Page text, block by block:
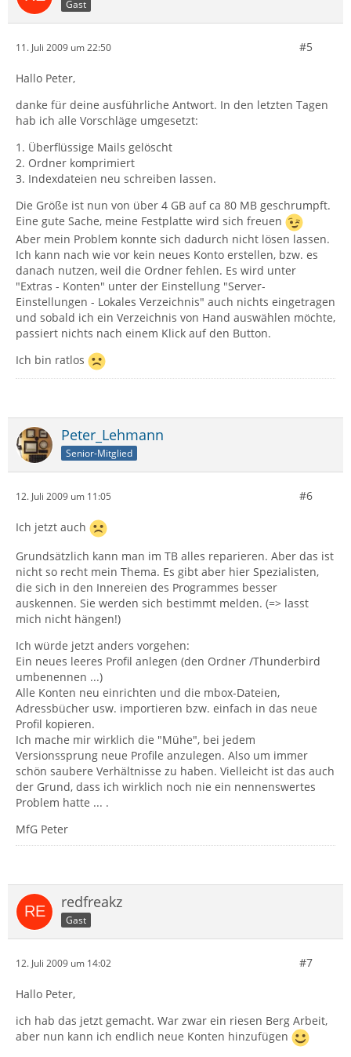
Gast
11. Juli 2009 um 22:50 #5
Hallo Peter,
danke für deine ausführliche Antwort. In den letzten Tagen
hab ich alle Vorschläge umgesetzt:
1. Überflüssige Mails gelöscht
2. Ordner komprimiert
3. Indexdateien neu schreiben lassen.
Die Größe ist nun von über 4 GB auf ca 80 MB geschrumpft.
Eine gute Sache, meine Festplatte wird sich freuen
Aber mein Problem konnte sich dadurch nicht lösen lassen.
Ich kann nach wie vor kein neues Konto erstellen, bzw. es
danach nutzen, weil die Ordner fehlen. Es wird unter
"Extras - Konten" unter der Einstellung "Server-
Einstellungen - Lokales Verzeichnis" auch nichts eingetragen
und sobald ich ein Verzeichnis von Hand auswählen möchte,
passiert nichts nach einem Klick auf den Button.
Ich bin ratlos
Peter_Lehmann
Senior-Mitglied
12. Juli 2009 um 11:05 #6
Ich jetzt auch
Grundsätzlich kann man im TB alles reparieren. Aber das ist
nicht so recht mein Thema. Es gibt aber hier Spezialisten,
die sich in den Innereien des Programmes besser
auskennen. Sie werden sich bestimmt melden. (=> lasst
mich nicht hängen!)
Ich würde jetzt anders vorgehen:
Ein neues leeres Profil anlegen (den Ordner /Thunderbird
umbenennen ...)
Alle Konten neu einrichten und die mbox-Dateien,
Adressbücher usw. importieren bzw. einfach in das neue
Profil kopieren.
Ich mache mir wirklich die "Mühe", bei jedem
Versionssprung neue Profile anzulegen. Also um immer
schön saubere Verhältnisse zu haben. Vielleicht ist das auch
der Grund, dass ich wirklich noch nie ein nennenswertes
Problem hatte ... .
MfG Peter
redfreakz
Gast
12. Juli 2009 um 14:02 #7
Hallo Peter,
ich hab das jetzt gemacht. War zwar ein riesen Berg Arbeit,
aber nun kann ich endlich neue Konten hinzufügen